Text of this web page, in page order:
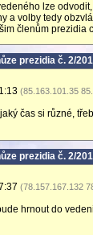
lze
a volby tedy
členům prezidia
prezidia č. 2/
(85.163.101.35
čas si různé,
prezidia č. 2/
(78.157.167.132
hrnout do